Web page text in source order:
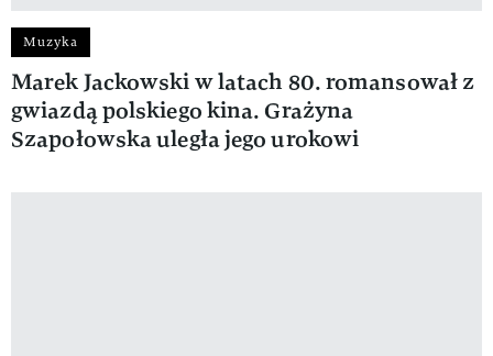
Muzyka
Marek Jackowski w latach 80. romansował z
gwiazdą polskiego kina. Grażyna
Szapołowska uległa jego urokowi